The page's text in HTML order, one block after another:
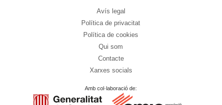
Avís legal
Política de privacitat
Política de cookies
Qui som
Contacte
Xarxes socials
Amb col·laboració de: